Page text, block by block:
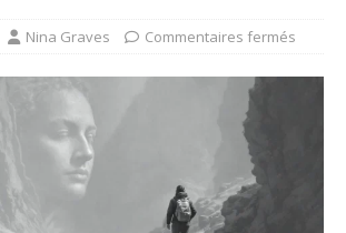
Nina Graves Commentaires fermés